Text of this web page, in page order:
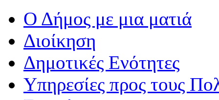
Ο Δήμος με μια ματιά
Διοίκηση
Δημοτικές Ενότητες
Υπηρεσίες προς τους